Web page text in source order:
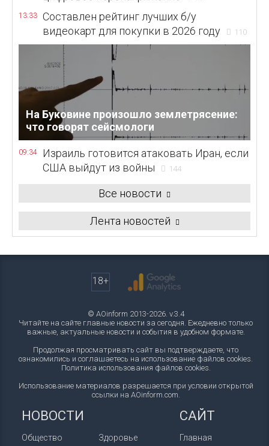
13:33
Составлен рейтинг лучших б/у
видеокарт для покупки в 2026 году
110
На Буковине произошло землетрясение:
что говорят сейсмологи
09:34
Израиль готовится атаковать Иран, если
США выйдут из войны
144
Все новости
Лента новостей
18+
© AOinform 2013-2026. v.3.4
Читайте на сайте главные новости за сегодня. Ежедневно только
важные, актуальные новости и события в удобном формате.
Продолжая просматривать сайт вы подтверждаете, что
ознакомились и соглашаетесь на использование файлов cookies.
Политика использования файлов cookies.
Использование материалов разрешается при условии открытой
ссылки на AOinform.com.
НОВОСТИ
Общество
Здоровье
САЙТ
Главная